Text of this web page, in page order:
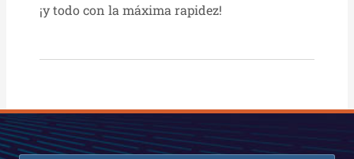
¡y todo con la máxima rapidez!